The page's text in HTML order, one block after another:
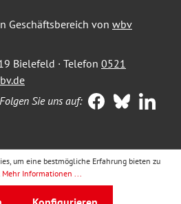
Geschäftsbereich von wbv
Bielefeld · Telefon 0521
Folgen Sie uns auf:
um eine bestmögliche Erfahrung bieten zu
Mehr Informationen ...